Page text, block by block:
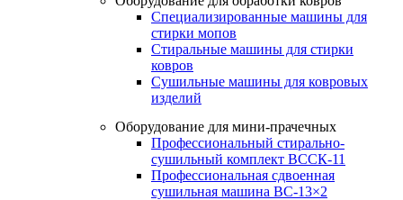
Специализированные машины для
стирки мопов
Стиральные машины для стирки
ковров
Сушильные машины для ковровых
изделий
Оборудование для мини-прачечных
Профессиональный стирально-
сушильный комплект ВССК-11
Профессиональная сдвоенная
сушильная машина ВС-13×2